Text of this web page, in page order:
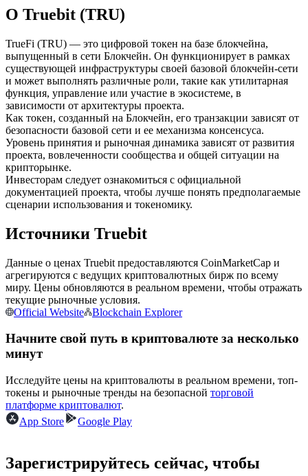
USDC фьючерсы
Фьючерсы с использованием USDC в качестве
обеспечения
Копирование торговли
Присоединяйтесь к лучшим трейдерам
Наслаждайтесь распределением прибыли и комиссиями
за копи-трейдинг
О Truebit (TRU)
TrueFi (TRU) — это цифровой токен на базе блокчейна,
выпущенный в сети Блокчейн. Он функционирует в рамках
существующей инфраструктуры своей базовой блокчейн-сети
и может выполнять различные роли, такие как утилитарная
функция, управление или участие в экосистеме, в
зависимости от архитектуры проекта.
Как токен, созданный на Блокчейн, его транзакции зависят от
безопасности базовой сети и ее механизма консенсуса.
Уровень принятия и рыночная динамика зависят от развития
проекта, вовлеченности сообщества и общей ситуации на
крипторынке.
Инвесторам следует ознакомиться с официальной
документацией проекта, чтобы лучше понять предполагаемые
сценарии использования и токеномику.
Источники Truebit
Данные о ценах Truebit предоставляются CoinMarketCap и
агрегируются с ведущих криптовалютных бирж по всему
миру. Цены обновляются в реальном времени, чтобы отражать
текущие рыночные условия.
Official Website
Blockchain Explorer
Начните свой путь в криптовалюте за несколько
минут
Исследуйте цены на криптовалюты в реальном времени, топ-
токены и рыночные тренды на безопасной торговой
платформе криптовалют.
App Store
Google Play
Зарегистрируйтесь сейчас, чтобы